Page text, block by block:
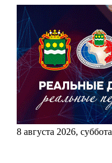
8 августа 2026, суббота